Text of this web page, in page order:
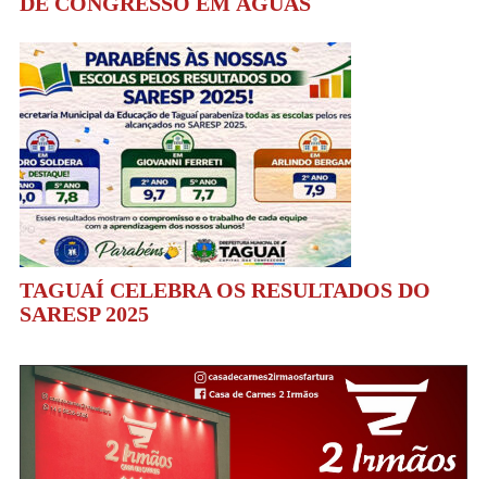
TAGUAÍ CELEBRA OS RESULTADOS DO
SARESP 2025